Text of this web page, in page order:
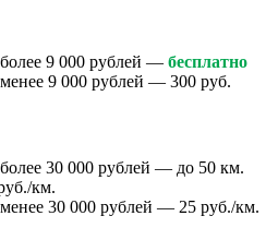
9 000 рублей — бесплатно
9 000 рублей — 300 руб.
30 000 рублей — до 50 км.
км.
30 000 рублей — 25 руб./км.